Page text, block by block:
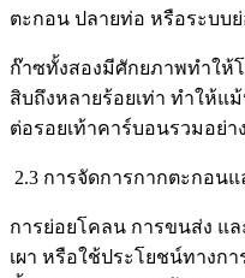
ตะกอน ปลายท่อ หรือระบบ
ก๊าซทั้งสองมีศักยภาพทำให้โ
สิบถึงหลายร้อยเท่า ทำให้
ต่อรอยเท้าคาร์บอนรวมอย่
2.3 การจัดการกากตะกอนแ
การย่อยโคลน การขนส่ง แ
เผา หรือใช้ประโยชน์ทางก